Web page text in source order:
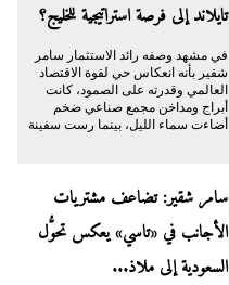
تايلاند إلى فرصة استراتيجية للخليج؟
في مشهد وصفه رائد الاستثمار سامر
شقير بأنه انعكاس حي لقوة الاقتصاد
العالمي وقدرته على الصمود، كانت
أبراج ومداخن مجمع صناعي ضخم
أضاءت سماء الليل، بينما رست سفينة
سامر شقير: تضاعف مشتريات
الأجانب في «تاسي» يعكس تحوُّل
السعودية إلى ملاذ...